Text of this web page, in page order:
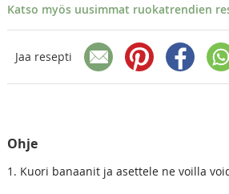
Katso myös uusimmat ruokatrendien
Jaa resepti
Ohje
1. Kuori banaanit ja asettele ne voilla